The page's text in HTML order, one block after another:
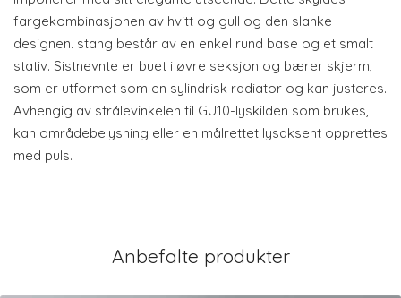
fargekombinasjonen av hvitt og gull og den slanke
designen. stang består av en enkel rund base og et smalt
stativ. Sistnevnte er buet i øvre seksjon og bærer skjerm,
som er utformet som en sylindrisk radiator og kan justeres.
Avhengig av strålevinkelen til GU10-lyskilden som brukes,
kan områdebelysning eller en målrettet lysaksent opprettes
med puls.
Anbefalte produkter